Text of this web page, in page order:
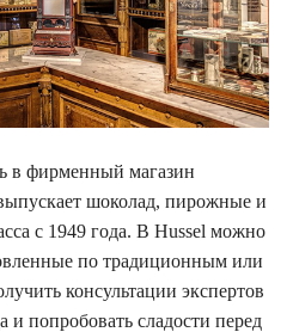
в фирменный магазин
шоколад, пирожные и
с 1949 года. В Hussel можно
по традиционным или
консультации экспертов
попробовать сладости перед